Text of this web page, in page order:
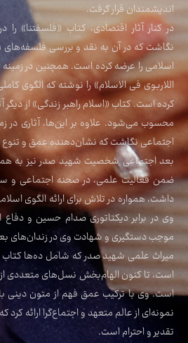
اندیشمندان قرار گرفت.
در کنار آثار اقتصادی، کتاب «فلسفتنا»
نگاشت که در آن به نقد و بررسی فلسفه‌های
اسلامی را عرضه کرده است. همچنین در زمینه
اللاربوی فی الاسلام» را نوشته که الگوی
کرده است. کتاب «اسلام راهبر زندگی» از
محسوب می‌شود. علاوه بر این‌ها، آثاری در
اجتماعی نگاشت که نشان‌دهنده عمق و
بعد اجتماعی شخصیت شهید صدر نیز به
ضمن فعالیت علمی، در صحنه اجتماعی و
داشت، همواره در تلاش برای ارائه الگوی
وی در برابر دیکتاتوری صدام حسین و دفاع
موجب دستگیری و شهادت وی در زندان‌های
میراث علمی شهید صدر که شامل ده‌ها
است، تا کنون الهام‌بخش نسل‌های متعددی
است. وی با ترکیب عمق فهم از متون دینی با
نمونه‌ای از عالم متعهد و اجتماع‌گرا ارائه
تقدیر و احترام است.